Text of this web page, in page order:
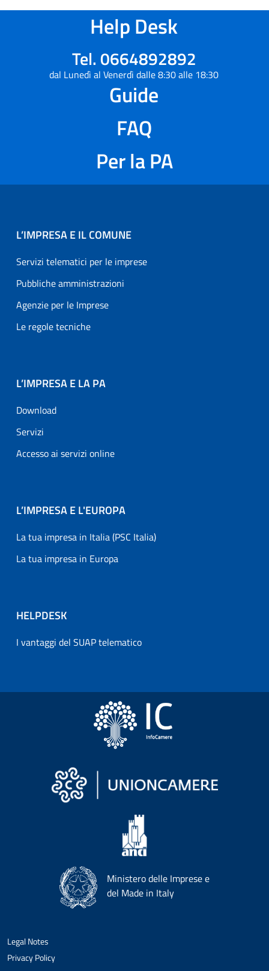
Help Desk
Tel. 0664892892
dal Lunedì al Venerdì dalle 8:30 alle 18:30
Guide
FAQ
Per la PA
L’IMPRESA E IL COMUNE
Servizi telematici per le imprese
Pubbliche amministrazioni
Agenzie per le Imprese
Le regole tecniche
L’IMPRESA E LA PA
Download
Servizi
Accesso ai servizi online
L’IMPRESA E L'EUROPA
La tua impresa in Italia (PSC Italia)
La tua impresa in Europa
HELPDESK
I vantaggi del SUAP telematico
Ministero delle Imprese e
del Made in Italy
Legal Notes
Privacy Policy